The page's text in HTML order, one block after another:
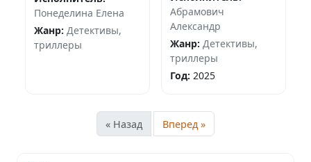
Понеделина Елена
Жанр: Детективы,
триллеры
Абрамович
Александр
Жанр: Детективы,
триллеры
Год: 2025
« Назад Вперед »